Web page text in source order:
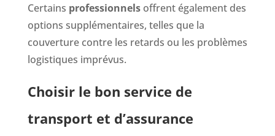
Certains professionnelsoffrent également des
options supplémentaires, telles que la
couverture contre les retards ou les problèmes
logistiques imprévus.
Choisir le bon service de
transport et d’assurance